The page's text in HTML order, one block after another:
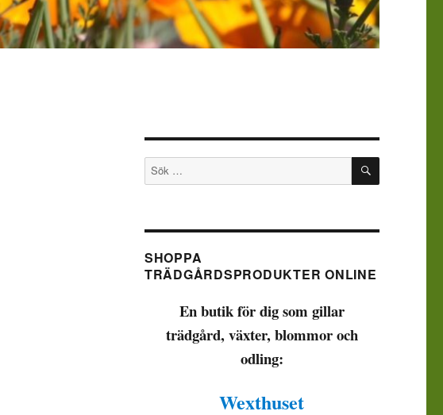
Sök
efter:
SÖK
SHOPPA
TRÄDGÅRDSPRODUKTER ONLINE
En butik för dig som gillar
trädgård, växter, blommor och
odling:
Wexthuset